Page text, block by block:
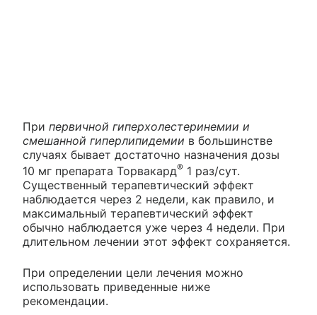
При первичной гиперхолестеринемии и
смешанной гиперлипидемии в большинстве
случаях бывает достаточно назначения дозы
10 мг препарата Торвакард® 1 раз/сут.
Существенный терапевтический эффект
наблюдается через 2 недели, как правило, и
максимальный терапевтический эффект
обычно наблюдается уже через 4 недели. При
длительном лечении этот эффект сохраняется.
При определении цели лечения можно
использовать приведенные ниже
рекомендации.